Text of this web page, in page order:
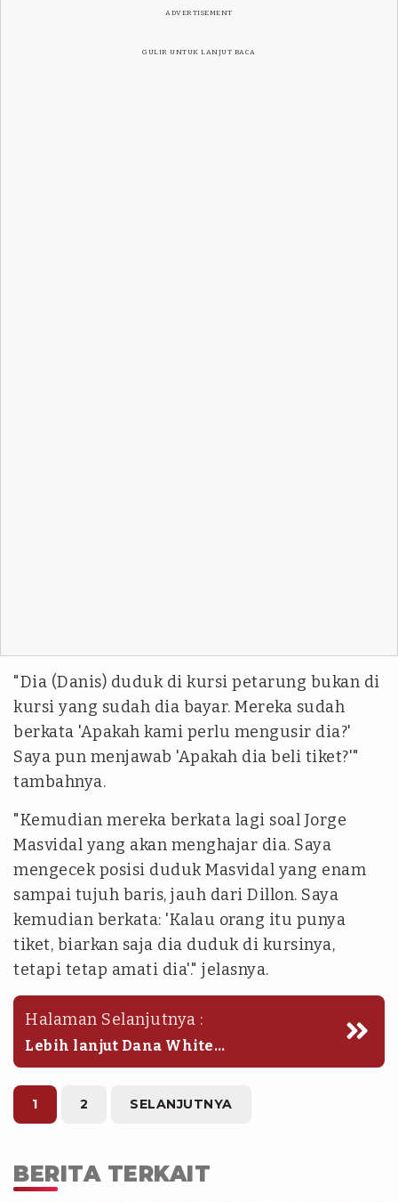
ADVERTISEMENT
GULIR UNTUK LANJUT BACA
"Dia (Danis) duduk di kursi petarung bukan di
kursi yang sudah dia bayar. Mereka sudah
berkata 'Apakah kami perlu mengusir dia?'
Saya pun menjawab 'Apakah dia beli tiket?'"
tambahnya.
"Kemudian mereka berkata lagi soal Jorge
Masvidal yang akan menghajar dia. Saya
mengecek posisi duduk Masvidal yang enam
sampai tujuh baris, jauh dari Dillon. Saya
kemudian berkata: 'Kalau orang itu punya
tiket, biarkan saja dia duduk di kursinya,
tetapi tetap amati dia'." jelasnya.
Halaman Selanjutnya :
Lebih lanjut Dana White
mengungkapkan bahwa dirinya lupa
jika tak jauh dari Dillon Danis terdapat
kubu Khabib Nurmagomedov.
1 2 SELANJUTNYA
BERITA TERKAIT